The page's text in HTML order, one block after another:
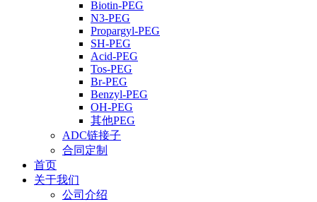
Biotin-PEG
N3-PEG
Propargyl-PEG
SH-PEG
Acid-PEG
Tos-PEG
Br-PEG
Benzyl-PEG
OH-PEG
其他PEG
ADC链接子
合同定制
首页
关于我们
公司介绍